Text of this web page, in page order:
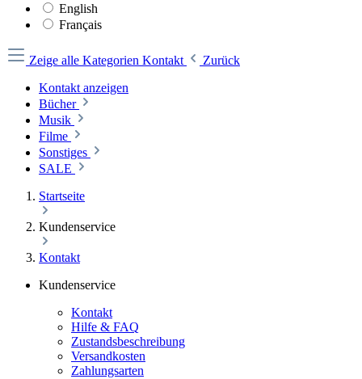
English
Français
Zeige alle Kategorien Kontakt
Zurück
Kontakt anzeigen
Bücher
Musik
Filme
Sonstiges
SALE
Startseite
Kundenservice
Kontakt
Kundenservice
Kontakt
Hilfe & FAQ
Zustandsbeschreibung
Versandkosten
Zahlungsarten